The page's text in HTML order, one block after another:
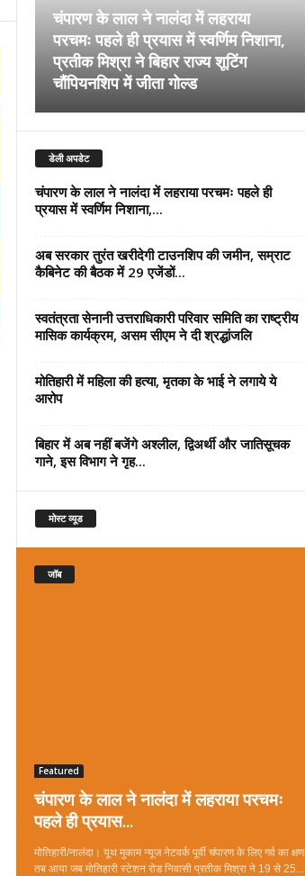
चंपारण के लाल ने नालंदा में लहराया
परचमः पहले ही प्रयास में स्वर्णिम निशाना,
प्रतीक मिश्रा ने बिहार राज्य शूटिंग
चौंपियनशिप में जीता गोल्ड
डेली अपडेट
चंपारण के लाल ने नालंदा में लहराया परचमः पहले ही
प्रयास में स्वर्णिम निशाना,...
अब सरकार तुरंत खरीदेगी टाउनशिप की जमीन, सम्राट
कैबिनेट की बैठक में 29 एजेंडों...
स्वतंत्रता सेनानी उत्तराधिकारी परिवार समिति का राष्ट्रीय
मासिक कार्यक्रम, असम सीएम ने दी श्रद्धांजलि
मोतिहारी में महिला की हत्या, मृतका के भाई ने लगाये ये
आरोप
बिहार में अब नहीं बजेंगे अश्लील, द्विअर्थी और जातिसूचक
गाने, इस विभाग ने गृह...
मोस्ट व्यूड
जॉब
Featured
चंपारण के लाल ने नालंदा में लहराया परचमः
पहले ही प्रयास...
मोतिहारी/नालंदा। यूथ मुकाम न्यूज नेटवर्क पूर्वी चंपारण के लिए गर्व का क्षण
तब आया जब मोतिहारी स्टेशन रोड निवासी प्रतीक मिश्रा ने 19 से 25...